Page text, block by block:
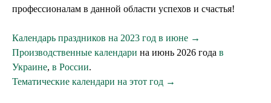
профессионалам в данной области успехов и счастья!
Календарь праздников на 2023 год в июне →
Производственные календари на июнь 2026 года в
Украине, в России.
Тематические календари на этот год →